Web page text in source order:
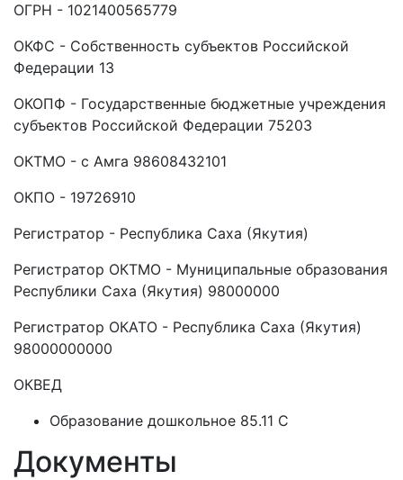
ОГРН - 1021400565779
ОКФС - Собственность субъектов Российской
Федерации 13
ОКОПФ - Государственные бюджетные учреждения
субъектов Российской Федерации 75203
ОКТМО - с Амга 98608432101
ОКПО - 19726910
Регистратор - Республика Саха (Якутия)
Регистратор ОКТМО - Муниципальные образования
Республики Саха (Якутия) 98000000
Регистратор ОКАТО - Республика Саха (Якутия)
98000000000
ОКВЕД
Образование дошкольное 85.11 C
Документы